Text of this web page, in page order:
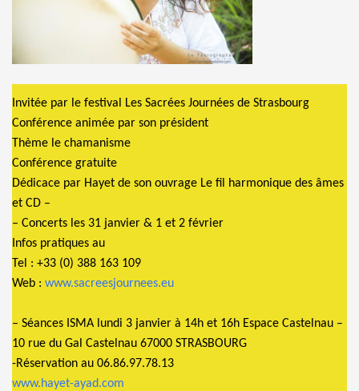
Invitée par le festival Les Sacrées Journées de Strasbourg
Conférence animée par son président
Thème le chamanisme
Conférence gratuite
Dédicace par Hayet de son ouvrage Le fil harmonique des âmes
et CD –
– Concerts les 31 janvier & 1 et 2 février
Infos pratiques au
Tel : +33 (0) 388 163 109
Web : www.sacreesjournees.eu
– Séances ISMA lundi 3 janvier à 14h et 16h Espace Castelnau –
10 rue du Gal Castelnau 67000 STRASBOURG
-Réservation au 06.86.97.78.13
www.hayet-ayad.com